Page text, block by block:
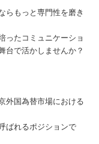
らもっと専門性を磨き
ったコミュニケーショ
台で活かしませんか？
外国為替市場における
ばれるポジションで